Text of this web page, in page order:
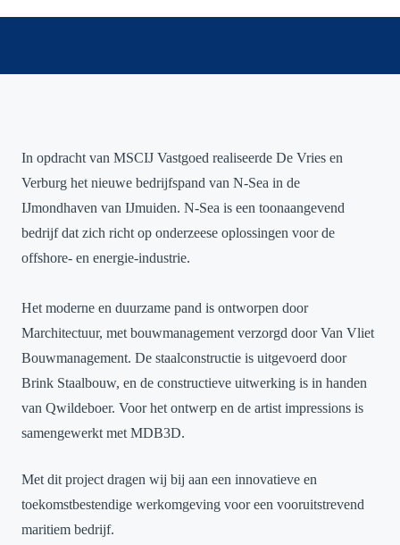
In opdracht van MSCIJ Vastgoed realiseerde De Vries en
Verburg het nieuwe bedrijfspand van N-Sea in de
IJmondhaven van IJmuiden. N-Sea is een toonaangevend
bedrijf dat zich richt op onderzeese oplossingen voor de
offshore- en energie-industrie.
Het moderne en duurzame pand is ontworpen door
Marchitectuur, met bouwmanagement verzorgd door Van Vliet
Bouwmanagement. De staalconstructie is uitgevoerd door
Brink Staalbouw, en de constructieve uitwerking is in handen
van Qwildeboer. Voor het ontwerp en de artist impressions is
samengewerkt met MDB3D.
Met dit project dragen wij bij aan een innovatieve en
toekomstbestendige werkomgeving voor een vooruitstrevend
maritiem bedrijf.